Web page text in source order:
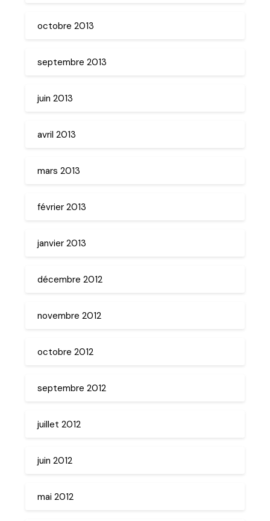
octobre 2013
septembre 2013
juin 2013
avril 2013
mars 2013
février 2013
janvier 2013
décembre 2012
novembre 2012
octobre 2012
septembre 2012
juillet 2012
juin 2012
mai 2012